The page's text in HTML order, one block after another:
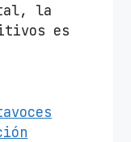
la
es